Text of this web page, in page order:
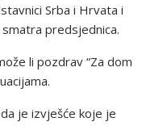
Srba i Hrvata i
predsjednica.
li pozdrav “Za dom
je izvješće koje je